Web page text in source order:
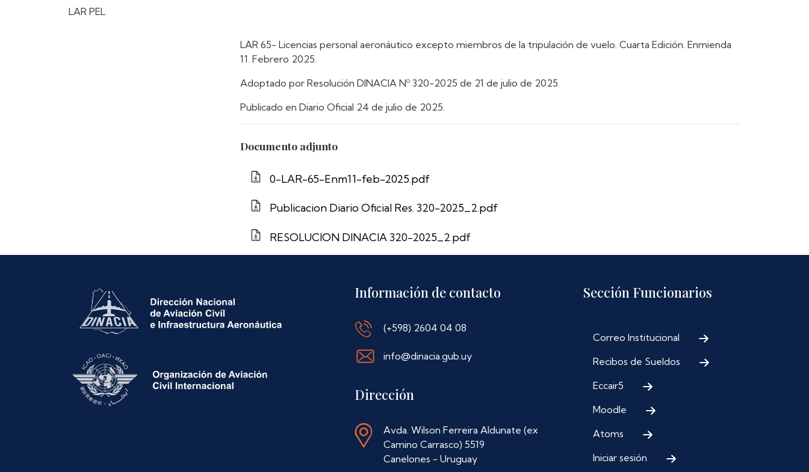
LAR PEL
LAR 65- Licencias personal aeronáutico excepto miembros de la tripulación de vuelo. Cuarta Edición. Enmienda
11. Febrero 2025.
Adoptado por Resolución DINACIA Nº 320-2025 de 21 de julio de 2025.
Publicado en Diario Oficial 24 de julio de 2025.
Documento adjunto
0-LAR-65-Enm11-feb-2025.pdf
Publicacion Diario Oficial Res. 320-2025_2.pdf
RESOLUCION DINACIA 320-2025_2.pdf
Información de contacto
(+598) 2604 04 08
info@dinacia.gub.uy
Dirección
Avda. Wilson Ferreira Aldunate (ex
Camino Carrasco) 5519
Canelones - Uruguay
Sección Funcionarios
Correo Institucional
Recibos de Sueldos
Eccair5
Moodle
Atoms
Iniciar sesión